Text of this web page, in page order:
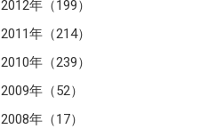
2012年（199）
2011年（214）
2010年（239）
2009年（52）
2008年（17）